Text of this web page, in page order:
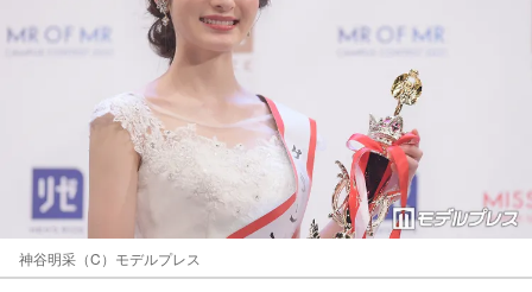
神谷明采（C）モデルプレス